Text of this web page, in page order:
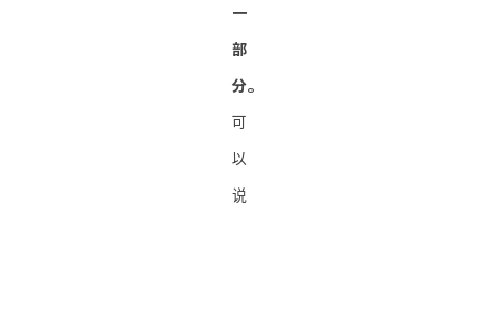
一
部
分。
可
以
说